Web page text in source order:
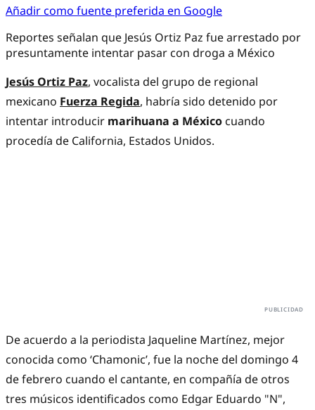
Añadir como fuente preferida en Google
Reportes señalan que Jesús Ortiz Paz fue arrestado por
presuntamente intentar pasar con droga a México
Jesús Ortiz Paz, vocalista del grupo de regional
mexicano Fuerza Regida, habría sido detenido por
intentar introducir marihuana a México cuando
procedía de California, Estados Unidos.
De acuerdo a la periodista Jaqueline Martínez, mejor
conocida como ‘Chamonic’, fue la noche del domingo 4
de febrero cuando el cantante, en compañía de otros
tres músicos identificados como Edgar Eduardo "N",